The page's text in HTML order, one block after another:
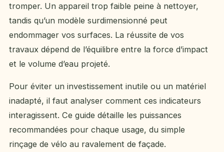
tromper. Un appareil trop faible peine à nettoyer,
tandis qu’un modèle surdimensionné peut
endommager vos surfaces. La réussite de vos
travaux dépend de l’équilibre entre la force d’impact
et le volume d’eau projeté.
Pour éviter un investissement inutile ou un matériel
inadapté, il faut analyser comment ces indicateurs
interagissent. Ce guide détaille les puissances
recommandées pour chaque usage, du simple
rinçage de vélo au ravalement de façade.